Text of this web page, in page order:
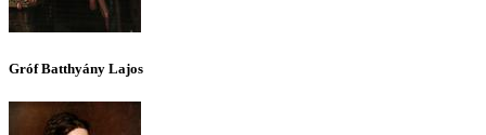
Gróf Batthyány Lajos